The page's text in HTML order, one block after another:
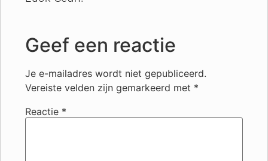
Geef een reactie
Je e-mailadres wordt niet gepubliceerd.
Vereiste velden zijn gemarkeerd met *
Reactie *